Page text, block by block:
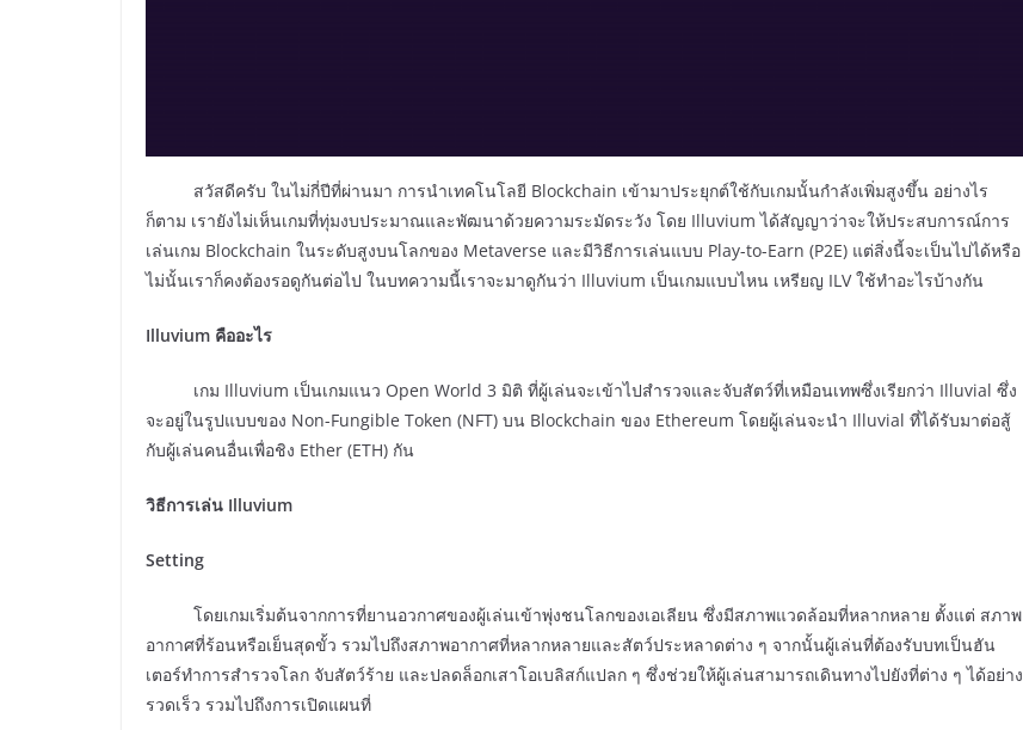
สวัสดีครับ ในไม่กี่ปีที่ผ่านมา การนำเทคโนโลยี Blockchain เข้ามาประยุกต์ใช้กับเกมนั้นกำลังเพิ่มสูงขึ้น อย่างไร
ก็ตาม เรายังไม่เห็นเกมที่ทุ่มงบประมาณและพัฒนาด้วยความระมัดระวัง โดย Illuvium ได้สัญญาว่าจะให้ประสบการณ์การ
เล่นเกม Blockchain ในระดับสูงบนโลกของ Metaverse และมีวิธีการเล่นแบบ Play-to-Earn (P2E) แต่สิ่งนี้จะเป็นไปได้หรือ
ไม่นั้นเราก็คงต้องรอดูกันต่อไป ในบทความนี้เราจะมาดูกันว่า Illuvium เป็นเกมแบบไหน เหรียญ ILV ใช้ทำอะไรบ้างกัน
Illuvium คืออะไร
เกม Illuvium เป็นเกมแนว Open World 3 มิติ ที่ผู้เล่นจะเข้าไปสำรวจและจับสัตว์ที่เหมือนเทพซึ่งเรียกว่า Illuvial ซึ่ง
จะอยู่ในรูปแบบของ Non-Fungible Token (NFT) บน Blockchain ของ Ethereum โดยผู้เล่นจะนำ Illuvial ที่ได้รับมาต่อสู้
กับผู้เล่นคนอื่นเพื่อชิง Ether (ETH) กัน
วิธีการเล่น Illuvium
Setting
โดยเกมเริ่มต้นจากการที่ยานอวกาศของผู้เล่นเข้าพุ่งชนโลกของเอเลียน ซึ่งมีสภาพแวดล้อมที่หลากหลาย ตั้งแต่ สภาพ
อากาศที่ร้อนหรือเย็นสุดขั้ว รวมไปถึงสภาพอากาศที่หลากหลายและสัตว์ประหลาดต่าง ๆ จากนั้นผู้เล่นที่ต้องรับบทเป็นฮัน
เตอร์ทำการสำรวจโลก จับสัตว์ร้าย และปลดล็อกเสาโอเบลิสก์แปลก ๆ ซึ่งช่วยให้ผู้เล่นสามารถเดินทางไปยังที่ต่าง ๆ ได้อย่าง
รวดเร็ว รวมไปถึงการเปิดแผนที่